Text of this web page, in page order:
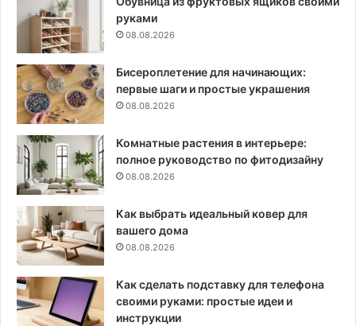
руками
08.08.2026
Бисероплетение для начинающих:
первые шаги и простые украшения
08.08.2026
Комнатные растения в интерьере:
полное руководство по фитодизайну
08.08.2026
Как выбрать идеальный ковер для
вашего дома
08.08.2026
Как сделать подставку для телефона
своими руками: простые идеи и
инструкции